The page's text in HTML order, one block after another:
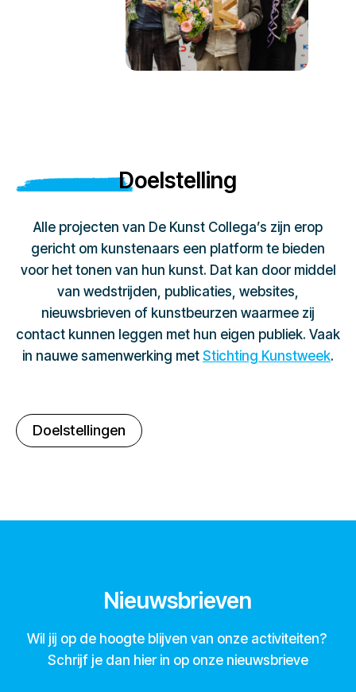
Doelstelling
Alle projecten van De Kunst Collega’s zijn erop
gericht om kunstenaars een platform te bieden
voor het tonen van hun kunst. Dat kan door middel
van wedstrijden, publicaties, websites,
nieuwsbrieven of kunstbeurzen waarmee zij
contact kunnen leggen met hun eigen publiek. Vaak
in nauwe samenwerking met Stichting Kunstweek.
Doelstellingen
Nieuwsbrieven
Wil jij op de hoogte blijven van onze activiteiten?
Schrijf je dan hier in op onze nieuwsbrieve